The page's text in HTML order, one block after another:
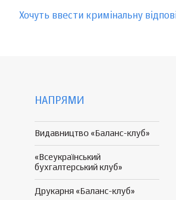
Хочуть ввести кримінальну
НАПРЯМИ
Видавництво «Баланс-клуб»
«Всеукраїнський
бухгалтерський клуб»
Друкарня «Баланс-клуб»